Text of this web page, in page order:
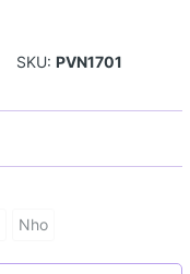
SKU: PVN1701
Nho